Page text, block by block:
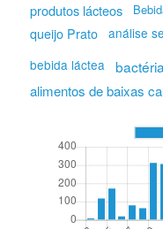
produtos lácteos
queijo Prato análise
bebida láctea
alimentos de baixas